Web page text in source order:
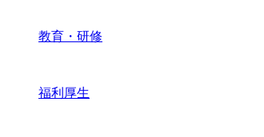
教育・研修
福利厚生